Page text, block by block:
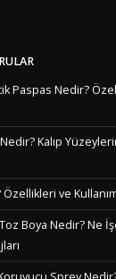
Paspas Nedir?
Nedir? Kalıp
ve
Boya Nedir? Ne